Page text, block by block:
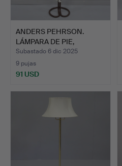
ANDERS PEHRSON.
LÁMPARA DE PIE,
«BUMLING»,…
Subastado 6 dic 2025
9 pujas
91 USD